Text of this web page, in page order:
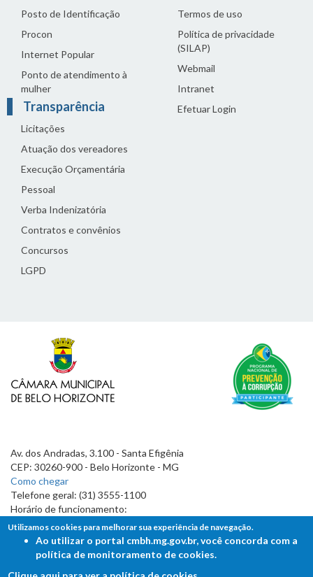
Posto de Identificação
Procon
Internet Popular
Ponto de atendimento à
mulher
Transparência
Licitações
Atuação dos vereadores
Execução Orçamentária
Pessoal
Verba Indenizatória
Contratos e convênios
Concursos
LGPD
Termos de uso
Política de privacidade
(SILAP)
Webmail
Intranet
Efetuar Login
Av. dos Andradas, 3.100 - Santa Efigênia
CEP: 30260-900 - Belo Horizonte - MG
Como chegar
Telefone geral: (31) 3555-1100
Horário de funcionamento:
7h às 19h
Utilizamos cookies para melhorar sua experiência de navegação.
Ao utilizar o portal cmbh.mg.gov.br, você concorda com a
política de monitoramento de cookies.